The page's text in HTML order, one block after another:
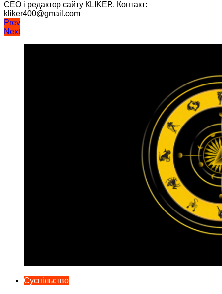
CEO і редактор сайту КLIKER. Контакт:
kliker400@gmail.com
Навігація
записів
Prev
Next
Суспільство